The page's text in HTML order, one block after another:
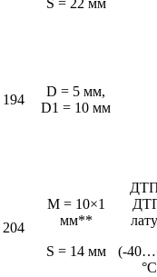
S = 22 мм
194
D = 5 мм,
D1 = 10 мм
204
M = 10×1
мм**
S = 14 мм
(-